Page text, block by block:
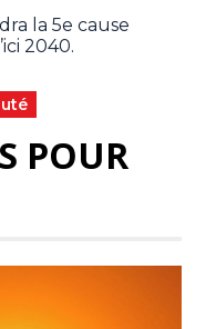
la 5e cause
2040.
POUR